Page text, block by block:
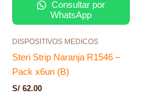
Consultar por
WhatsApp
DISPOSITIVOS MEDICOS
Steri Strip Naranja R1546 –
Pack x6un (B)
S/ 62.00